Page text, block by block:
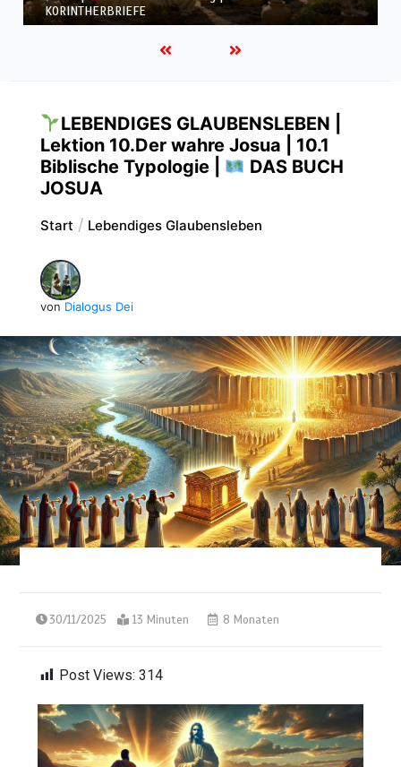
KORINTHERBRIEFE
LEBENDIGES GLAUBENSLEBEN |
Lektion 10.Der wahre Josua | 10.1
Biblische Typologie |
DAS BUCH
JOSUA
Start Lebendiges Glaubensleben
von Dialogus Dei
30/11/2025 13 Minuten 8 Monaten
Post Views: 314